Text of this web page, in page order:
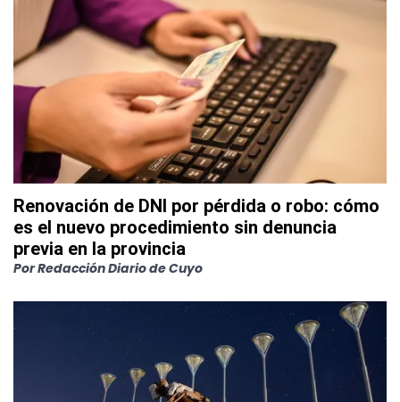
Renovación de DNI por pérdida o robo: cómo
es el nuevo procedimiento sin denuncia
previa en la provincia
PorRedacción Diario de Cuyo